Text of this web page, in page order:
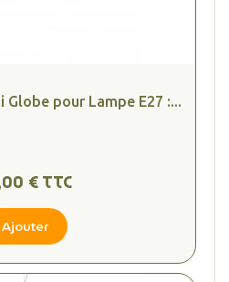
Globe pour Lampe E27 :...
€ TTC
Ajouter